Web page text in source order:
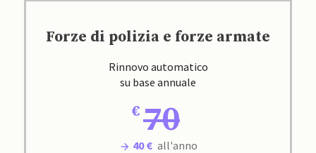
Forze di polizia e forze armate
Rinnovo automatico
su base annuale
70
40 € all'anno